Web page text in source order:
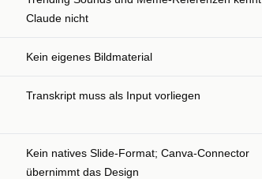
Claude nicht
Kein eigenes Bildmaterial
Transkript muss als Input vorliegen
Kein natives Slide-Format; Canva-Connector
übernimmt das Design